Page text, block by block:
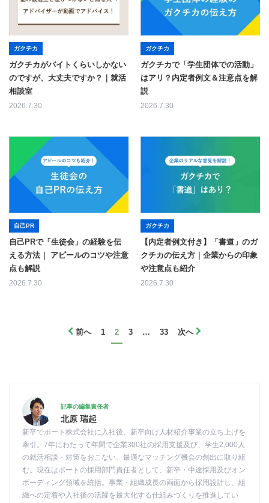
ガクチカ
ガクチカがバイトくらいしかない
のですが、大丈夫ですか？｜就活
相談室
2026.7.30
ガクチカ
ガクチカで「学生団体での活動」
はアリ？内定者例文＆注意点を解
説
2026.7.30
自己PR
自己PRで「生徒会」の経験を伝
える方法｜ アピールのコツや注意
点も解説
2026.7.30
ガクチカ
【内定者例文付き】「書道」のガ
クチカの伝え方｜企業からの印象
や注意点も紹介
2026.7.30
前へ 1 2 3 … 33 次へ
記事の編集責任者
北原 瑞起
新卒でポート株式会社に入社後、新卒向け人材紹介事業の立ち上げを
牽引。7年にわたって年間で企業300社の採用支援及び、学生2,000人
の就活相談・対策をおこない、最適なマッチング機会の創出に取り組
む。現在はポートの採用部門責任者として、新卒・中途採用及びオン
ボーディング領域を統括。事業・組織成長の両面から採用設計し、組
織への定着や入社後の活躍を最大化する仕組みづくりを推進してい